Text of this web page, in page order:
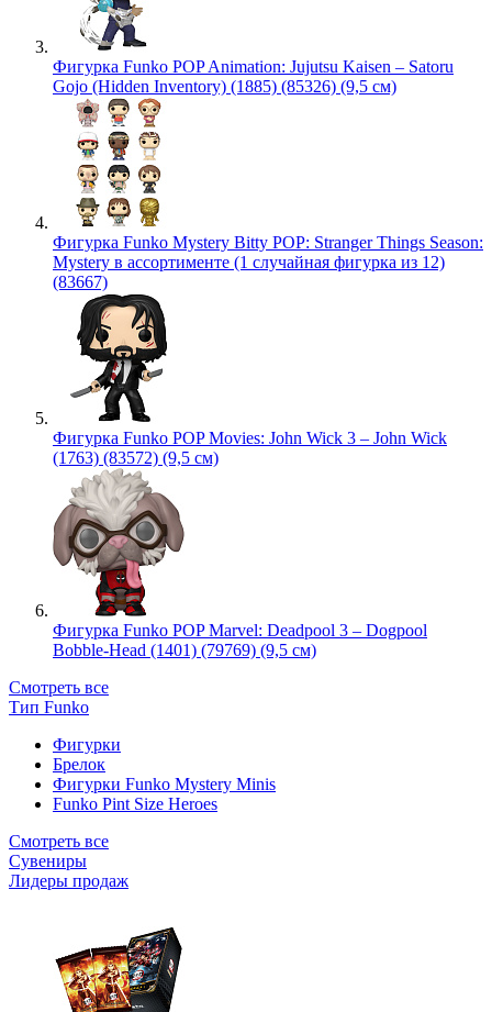
Фигурка Funko POP Animation: Jujutsu Kaisen – Satoru
Gojo (Hidden Inventory) (1885) (85326) (9,5 см)
Фигурка Funko Mystery Bitty POP: Stranger Things Season:
Mystery в ассортименте (1 случайная фигурка из 12)
(83667)
Фигурка Funko POP Movies: John Wick 3 – John Wick
(1763) (83572) (9,5 см)
Фигурка Funko POP Marvel: Deadpool 3 – Dogpool
Bobble-Head (1401) (79769) (9,5 см)
Смотреть все
Тип Funko
Фигурки
Брелок
Фигурки Funko Mystery Minis
Funko Pint Size Heroes
Смотреть все
Сувениры
Лидеры продаж